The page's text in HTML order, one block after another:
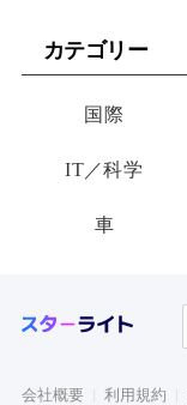
カテゴリー
国際
IT／科学
車
会社概要 利用規約